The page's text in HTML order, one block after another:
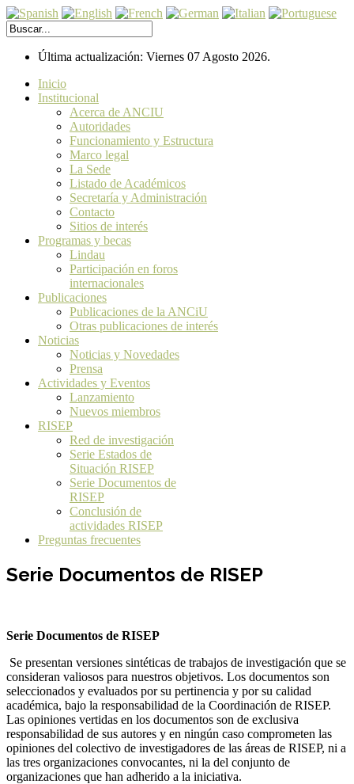
Última actualización: Viernes 07 Agosto 2026.
Inicio
Institucional
Acerca de ANCIU
Autoridades
Funcionamiento y Estructura
Marco legal
La Sede
Listado de Académicos
Secretaría y Administración
Contacto
Sitios de interés
Programas y becas
Lindau
Participación en foros
internacionales
Publicaciones
Publicaciones de la ANCiU
Otras publicaciones de interés
Noticias
Noticias y Novedades
Prensa
Actividades y Eventos
Lanzamiento
Nuevos miembros
RISEP
Red de investigación
Serie Estados de
Situación RISEP
Serie Documentos de
RISEP
Conclusión de
actividades RISEP
Preguntas frecuentes
Serie Documentos de RISEP
Serie Documentos de RISEP
Se presentan versiones sintéticas de trabajos de investigación que se
consideran valiosos para nuestros objetivos. Los documentos son
seleccionados y evaluados por su pertinencia y por su calidad
académica, bajo la responsabilidad de la Coordinación de RISEP.
Las opiniones vertidas en los documentos son de exclusiva
responsabilidad de sus autores y en ningún caso comprometen las
opiniones del colectivo de investigadores de las áreas de RISEP, ni a
las tres organizaciones convocantes, ni la del conjunto de
organizaciones que han adherido a la iniciativa.